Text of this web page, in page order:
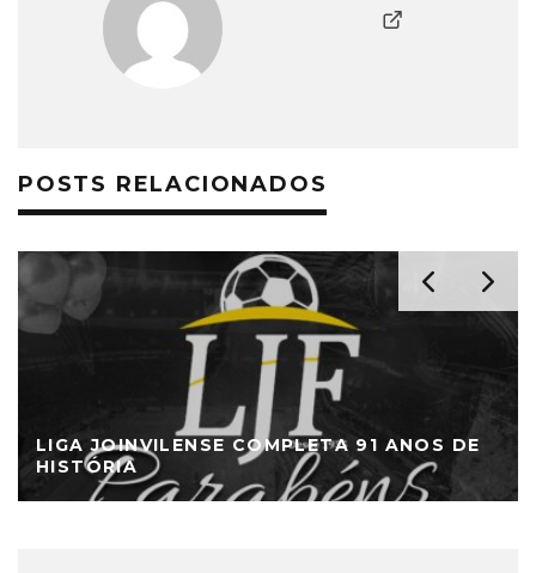
POSTS RELACIONADOS
LIGA JOINVILENSE COMPLETA 91 ANOS DE
HISTÓRIA